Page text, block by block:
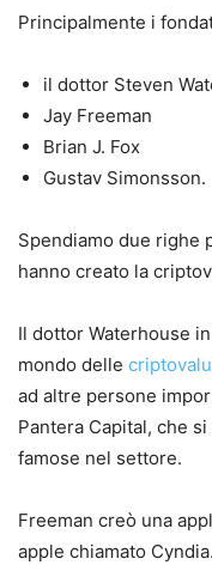
Principalmente i
il dottor Steven
Jay Freeman
Brian J. Fox
Gustav Simonsson.
Spendiamo due righe
hanno creato la
Il dottor Waterhouse
mondo delle
ad altre persone
Pantera Capital, che
famose nel settore.
Freeman creò una
apple chiamato